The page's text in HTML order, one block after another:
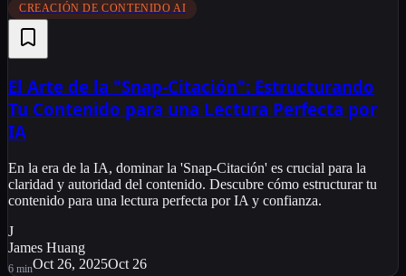
CREACIÓN DE CONTENIDO AI
El Arte de la "Snap-Citación": Estructurando
Tu Contenido para una Lectura Perfecta por
IA
En la era de la IA, dominar la 'Snap-Citación' es crucial para la
claridad y autoridad del contenido. Descubre cómo estructurar tu
contenido para una lectura perfecta por IA y confianza.
J
James Huang
6 minOct 26, 2025Oct 26